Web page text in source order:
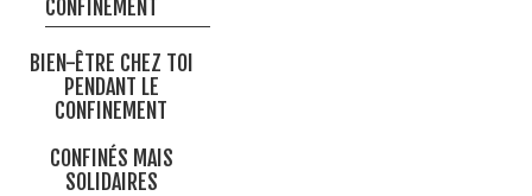
CONFINEMENT
BIEN-ÊTRE CHEZ TOI
PENDANT LE
CONFINEMENT
CONFINÉS MAIS
SOLIDAIRES